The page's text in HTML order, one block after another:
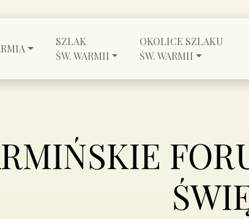
SZLAK
ŚW. WARMII
OKOLICE SZLAKU
ŚW. WARMII